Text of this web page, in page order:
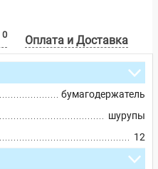
0 Оплата и Доставка
бумагодержатель
шурупы
12